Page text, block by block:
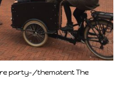
party-/thematent The